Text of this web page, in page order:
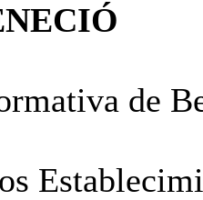
de